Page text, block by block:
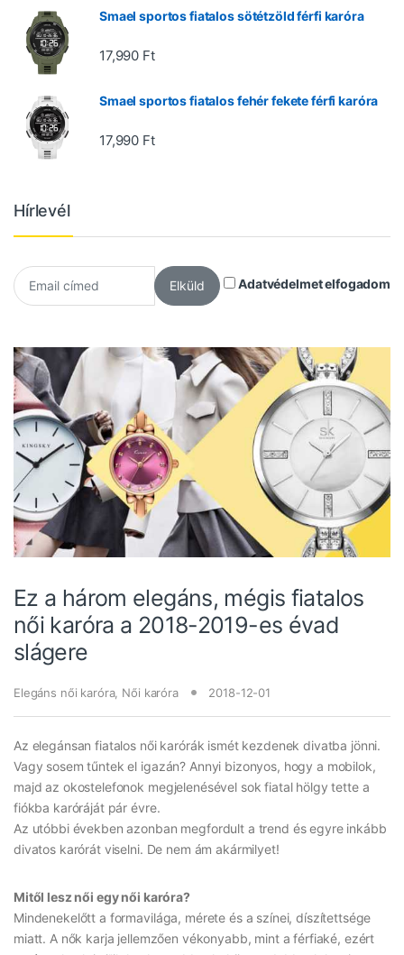
Ez a három elegáns, mégis fiatalos
női karóra a 2018-2019-es évad
slágere
Elegáns női karóra, Női karóra 2018-12-01
Az elegánsan fiatalos női karórák ismét kezdenek divatba jönni.
Vagy sosem tűntek el igazán? Annyi bizonyos, hogy a mobilok,
majd az okostelefonok megjelenésével sok fiatal hölgy tette a
fiókba karóráját pár évre.
Az utóbbi években azonban megfordult a trend és egyre inkább
divatos karórát viselni. De nem ám akármilyet!
Mitől lesz női egy női karóra?
Mindenekelőtt a formavilága, mérete és a színei, díszítettsége
miatt. A nők karja jellemzően vékonyabb, mint a férfiaké, ezért
Smael sportos fiatalos sötétzöld férfi karóra
17,990 Ft
Smael sportos fiatalos fehér fekete férfi karóra
17,990 Ft
Hírlevél
Elküld Adatvédelmet elfogadom